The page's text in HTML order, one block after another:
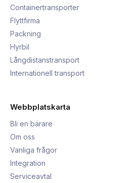
Containertransporter
Flyttfirma
Packning
Hyrbil
Långdistanstransport
Internationell transport
Webbplatskarta
Bli en bärare
Om oss
Vanliga frågor
Integration
Serviceavtal